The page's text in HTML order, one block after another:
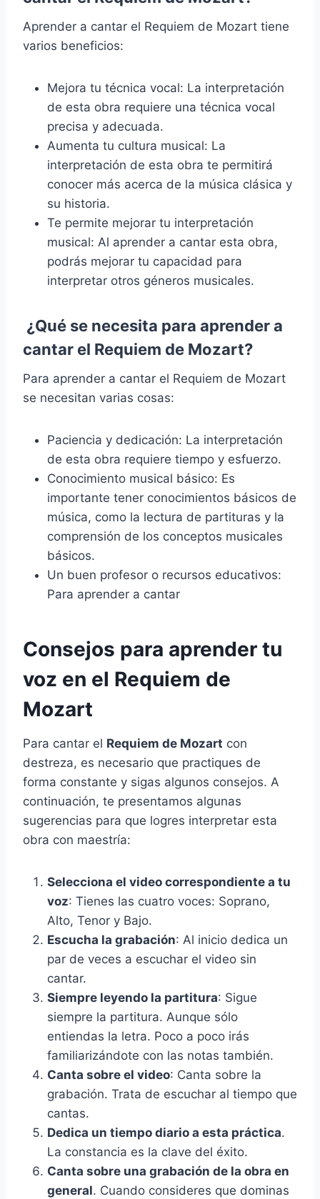
Aprender a cantar el Requiem de Mozart tiene
varios beneficios:
Mejora tu técnica vocal: La interpretación
de esta obra requiere una técnica vocal
precisa y adecuada.
Aumenta tu cultura musical: La
interpretación de esta obra te permitirá
conocer más acerca de la música clásica y
su historia.
Te permite mejorar tu interpretación
musical: Al aprender a cantar esta obra,
podrás mejorar tu capacidad para
interpretar otros géneros musicales.
¿Qué se necesita para aprender a
cantar el Requiem de Mozart?
Para aprender a cantar el Requiem de Mozart
se necesitan varias cosas:
Paciencia y dedicación: La interpretación
de esta obra requiere tiempo y esfuerzo.
Conocimiento musical básico: Es
importante tener conocimientos básicos de
música, como la lectura de partituras y la
comprensión de los conceptos musicales
básicos.
Un buen profesor o recursos educativos:
Para aprender a cantar
Consejos para aprender tu
voz en el Requiem de
Mozart
Para cantar el Requiem de Mozart con
destreza, es necesario que practiques de
forma constante y sigas algunos consejos. A
continuación, te presentamos algunas
sugerencias para que logres interpretar esta
obra con maestría:
Selecciona el video correspondiente a tu
voz: Tienes las cuatro voces: Soprano,
Alto, Tenor y Bajo.
Escucha la grabación: Al inicio dedica un
par de veces a escuchar el video sin
cantar.
Siempre leyendo la partitura: Sigue
siempre la partitura. Aunque sólo
entiendas la letra. Poco a poco irás
familiarizándote con las notas también.
Canta sobre el video: Canta sobre la
grabación. Trata de escuchar al tiempo que
cantas.
Dedica un tiempo diario a esta práctica.
La constancia es la clave del éxito.
Canta sobre una grabación de la obra en
general. Cuando consideres que dominas